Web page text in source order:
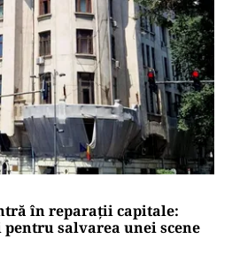
e cel pe care nu-l poți